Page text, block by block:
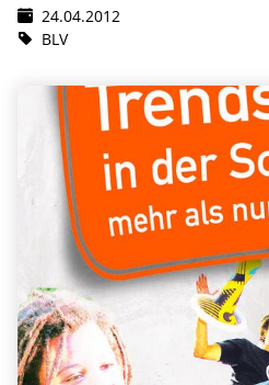
24.04.2012
BLV